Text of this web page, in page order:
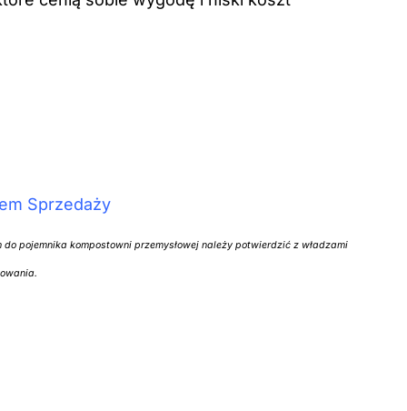
Sprzedaży
pojemnika kompostowni przemysłowej należy potwierdzić z władzami